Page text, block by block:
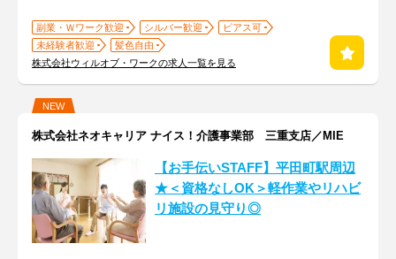
副業・Ｗワーク歓迎 シルバー歓迎
ピアス可
未経験者歓迎
髪色自由
株式会社ウィルオブ・ワークの求人一覧を見る
NEW
株式会社ネオキャリア ナイス！介護事業部 三重支店／MIE
【お手伝いSTAFF】平田町駅周辺
★＜資格なしOK＞軽作業やリハビ
リ施設の見守り◎